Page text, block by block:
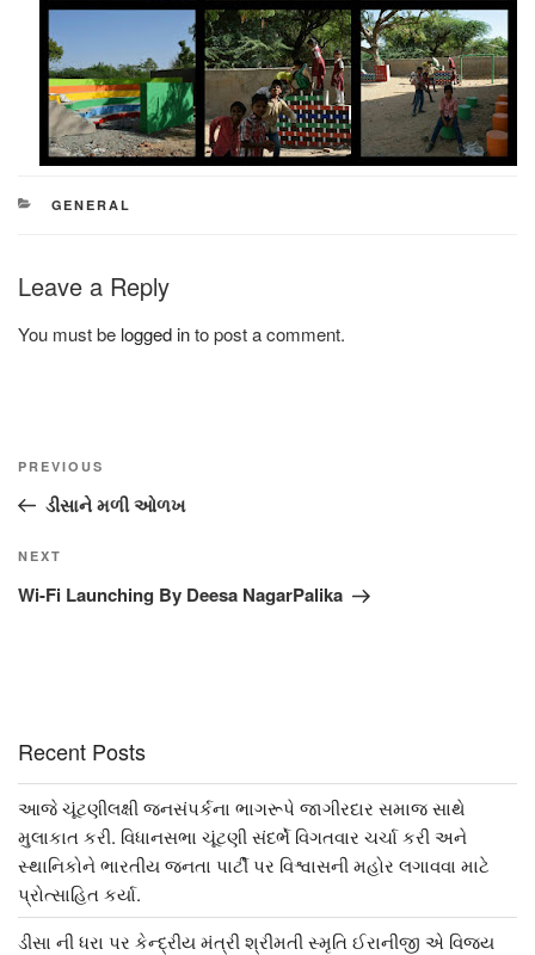
CATEGORIES
GENERAL
Leave a Reply
You must be logged into post a comment.
Post
navigation
Previous
Post
PREVIOUS
ડીસાને મળી ઓળખ
Next
Post
NEXT
Wi-Fi Launching By Deesa NagarPalika
Recent Posts
આજે ચૂંટણીલક્ષી જનસંપર્કના ભાગરૂપે જાગીરદાર સમાજ સાથે
મુલાકાત કરી. વિધાનસભા ચૂંટણી સંદર્ભે વિગતવાર ચર્ચા કરી અને
સ્થાનિકોને ભારતીય જનતા પાર્ટી પર વિશ્વાસની મહોર લગાવવા માટે
પ્રોત્સાહિત કર્યા.
ડીસા ની ધરા પર કેન્દ્રીય મંત્રી શ્રીમતી સ્મૃતિ ઈરાનીજી એ વિજય